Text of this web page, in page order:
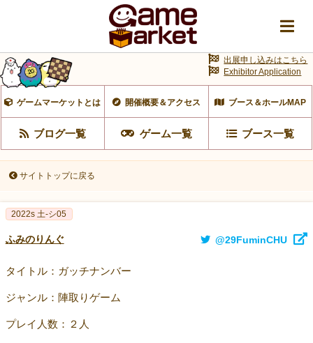
ゲームマーケットとは 開催概要＆アクセス ブース＆ホールMAP
ブログ一覧 ゲーム一覧 ブース一覧
出展申し込みはこちら
Exhibitor Application
サイトトップに戻る
2022s 土-シ05
ふみのりんぐ @29FuminCHU
タイトル：ガッチナンバー
ジャンル：陣取りゲーム
プレイ人数：２人